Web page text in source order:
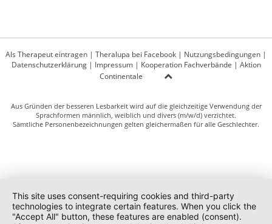
Als Therapeut eintragen | Theralupa bei Facebook | Nutzungsbedingungen |
Datenschutzerklärung| Impressum| Kooperation Fachverbände | Aktion
Continentale
Aus Gründen der besseren Lesbarkeit wird auf die gleichzeitige Verwendung der
Sprachformen männlich, weiblich und divers (m/w/d) verzichtet.
Sämtliche Personenbezeichnungen gelten gleichermaßen für alle Geschlechter.
This site uses consent-requiring cookies and third-party
technologies to integrate certain features. When you click the
"Accept All" button, these features are enabled (consent).